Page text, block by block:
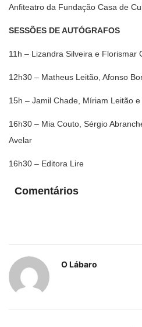
Anfiteatro da Fundação Casa de
SESSÕES DE AUTÓGRAFOS
11h – Lizandra Silveira e Florismar
12h30 – Matheus Leitão, Afonso
15h – Jamil Chade, Míriam Leitão
16h30 – Mia Couto, Sérgio
Avelar
16h30 – Editora Lire
Comentários
O Lábaro